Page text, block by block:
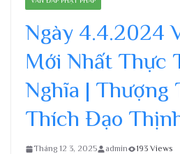
Ngày 4.4.2024
Mới Nhất Thực
Nghĩa | Thượng
Thích Đạo
Tháng 12 3, 2025 admin
193 Views